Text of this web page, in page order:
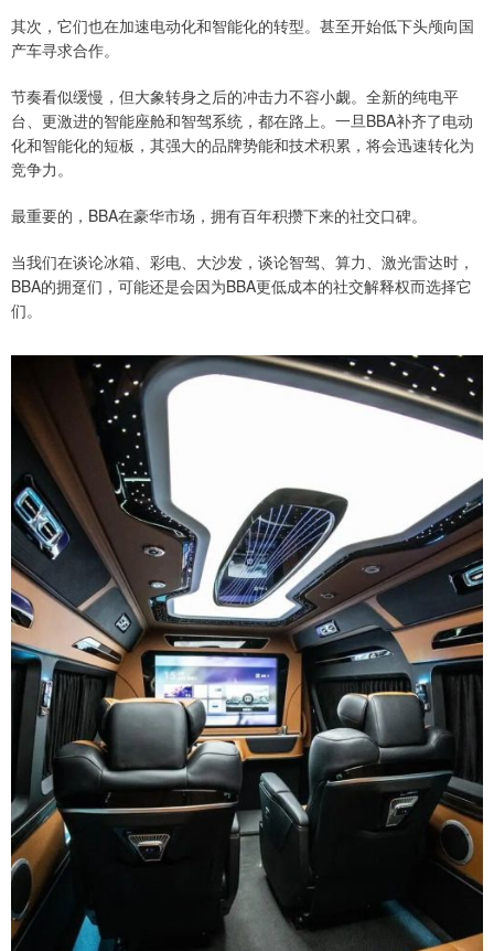
其次，它们也在加速电动化和智能化的转型。甚至开始低下头颅向国
产车寻求合作。
节奏看似缓慢，但大象转身之后的冲击力不容小觑。全新的纯电平
台、更激进的智能座舱和智驾系统，都在路上。一旦BBA补齐了电动
化和智能化的短板，其强大的品牌势能和技术积累，将会迅速转化为
竞争力。
最重要的，BBA在豪华市场，拥有百年积攒下来的社交口碑。
当我们在谈论冰箱、彩电、大沙发，谈论智驾、算力、激光雷达时，
BBA的拥趸们，可能还是会因为BBA更低成本的社交解释权而选择它
们。